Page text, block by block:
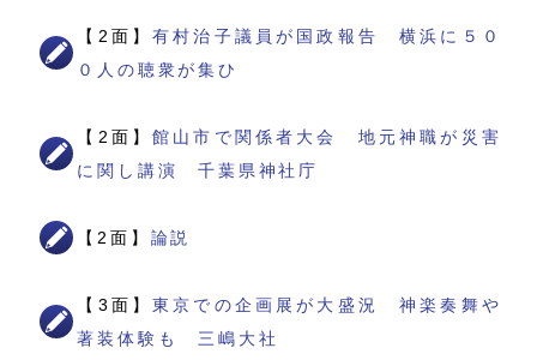
【2面】有村治子議員が国政報告 横浜に５０
０人の聴衆が集ひ
【2面】館山市で関係者大会 地元神職が災害
に関し講演 千葉県神社庁
【2面】 論説
【3面】東京での企画展が大盛況 神楽奏舞や
著装体験も 三嶋大社